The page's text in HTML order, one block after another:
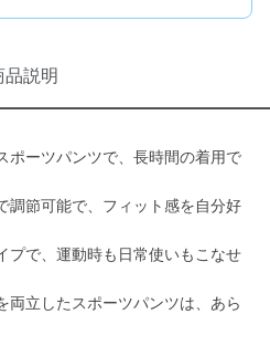
品説明
ポーツパンツで、長時間の着用で
調節可能で、フィット感を自分好
プで、運動時も日常使いもこなせ
両立したスポーツパンツは、あら